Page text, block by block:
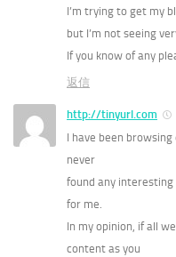
I’m trying to get my
but I’m not seeing
If you know of any
返信
http://tinyurl.com
I have been
never
found any
for me.
In my opinion, if all
content as you